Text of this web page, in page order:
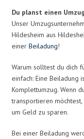
Du planst einen
Unser
Hildesheim aus
einer Beiladung!
Warum solltest du dich
einfach: Eine Beiladung
Komplettumzug. Wenn
transportieren
um Geld zu sparen.
Bei einer Beiladung